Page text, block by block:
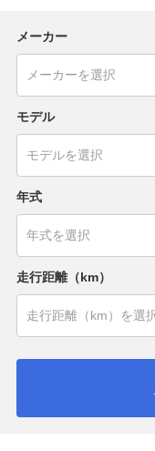
メーカー
モデル
年式
走行距離（km）